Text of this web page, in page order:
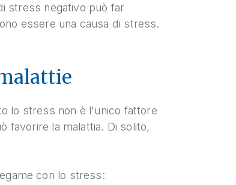
stress negativo può far
essere una causa di stress.
lo stress non è l'unico fattore
favorire la malattia. Di solito,
con lo stress: